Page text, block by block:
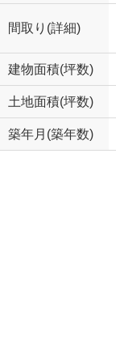
間取り(詳細)
建物面積(坪数)
土地面積(坪数)
築年月(築年数)